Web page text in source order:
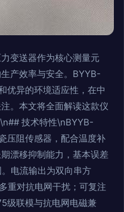
变送器作为核心测量元
产效率与安全。BYYB-
优异的环境适应性，在中
。本文将全面解读这款仪
技术特性\nBYYB-
压阻传感器，配合温度补
漂移抑制能力，基本误差
电流输出为双向串方
重对抗电网干扰；可复注
级联模与抗电网电磁兼